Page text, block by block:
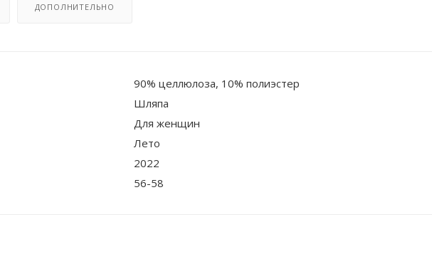
ДОПОЛНИТЕЛЬНО
90% целлюлоза, 10% полиэстер
Шляпа
Для женщин
Лето
2022
56-58